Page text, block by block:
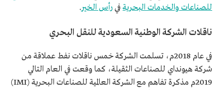
للصناعات والخدمات البحرية في رأس الخير.
ناقلات الشركة الوطنية السعودية للنقل البحري
في عام 2018م، تسلمت الشركة خمس ناقلات نفط عملاقة من
شركة هيونداي للصناعات الثقيلة، كما وقعت في العام التالي
2019م مذكرة تفاهم مع الشركة العالمية للصناعات البحرية (IMI)